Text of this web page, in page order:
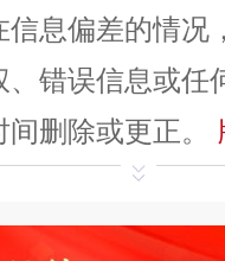
息偏差的情况
错误信息或任
删除或更正。
有内容（文字
产权归本站所